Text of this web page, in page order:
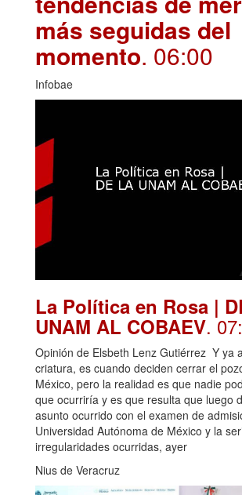
más seguidas del
momento. 06:00
Infobae
La Política en Rosa |
UNAM AL COBAEV.
Opinión de Elsbeth Lenz Gutiérrez Y ya
criatura, es cuando deciden cerrar el
México, pero la realidad es que nadie
que ocurriría y es que resulta que luego
asunto ocurrido con el examen de
Universidad Autónoma de México y la
irregularidades ocurridas, ayer
Nius de Veracruz